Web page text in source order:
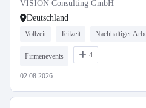
VISION Consulting GmbH
Deutschland
Vollzeit Teilzeit Nachhaltiger
Firmenevents 4
02.08.2026